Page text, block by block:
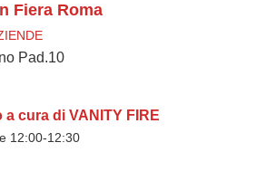
Fiera Roma
Pad.10
cura di VANITY FIRE
12:00-12:30